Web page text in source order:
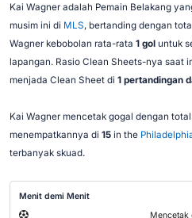
Kai Wagner adalah Pemain Belakang
musim ini di MLS, bertanding dengan
Wagner kebobolan rata-rata 1 goluntuk
lapangan. Rasio Clean Sheets-nya saat
menjada Clean Sheet di 1 pertandingan
Kai Wagner mencetak gogal dengan total
menempatkannya di 15in the
terbanyak skuad.
Menit demi Menit
Mencetak